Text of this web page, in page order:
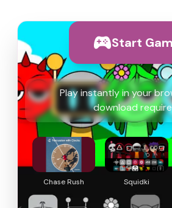
Start
Play instantly in your
download
Chase Rush Squidki